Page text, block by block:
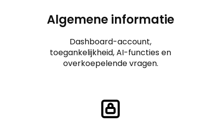
Algemene informatie
Dashboard-account,
toegankelijkheid, AI-functies en
overkoepelende vragen.